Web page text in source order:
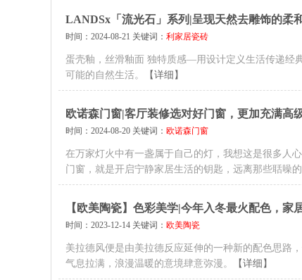
LANDSx「流光石」系列|呈现天然去雕饰的柔
时间：2024-08-21 关键词： 利家居瓷砖
蛋壳釉，丝滑釉面 独特质感—用设计定义生活传递经
可能的自然生活。
【详细】
欧诺森门窗|客厅装修选对好门窗，更加充满高
时间：2024-08-20 关键词： 欧诺森门窗
在万家灯火中有一盏属于自己的灯，我想这是很多人
门窗，就是开启宁静家居生活的钥匙，远离那些聒噪的
【欧美陶瓷】色彩美学|今年入冬最火配色，家
时间：2023-12-14 关键词： 欧美陶瓷
美拉德风便是由美拉德反应延伸的一种新的配色思路
气息拉满，浪漫温暖的意境肆意弥漫。
【详细】